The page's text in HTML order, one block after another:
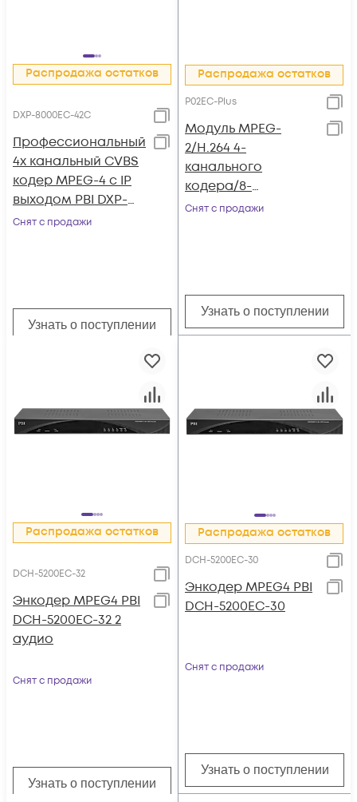
Распродажа остатков
DXP-8000EC-42C
Профессиональный
4х канальный CVBS
кодер MPEG-4 с IP
выходом PBI DXP-
8000EC-42C
Снят с продажи
Узнать о поступлении
Распродажа остатков
P02EC-Plus
Модуль MPEG-
2/H.264 4-
канального
кодера/8-
канального
Снят с продажи
Узнать о поступлении
Распродажа остатков
DCH-5200EC-32
Энкодер MPEG4 PBI
DCH-5200EC-32 2
аудио
Снят с продажи
Узнать о поступлении
Распродажа остатков
DCH-5200EC-30
Энкодер MPEG4 PBI
DCH-5200EC-30
Снят с продажи
Узнать о поступлении